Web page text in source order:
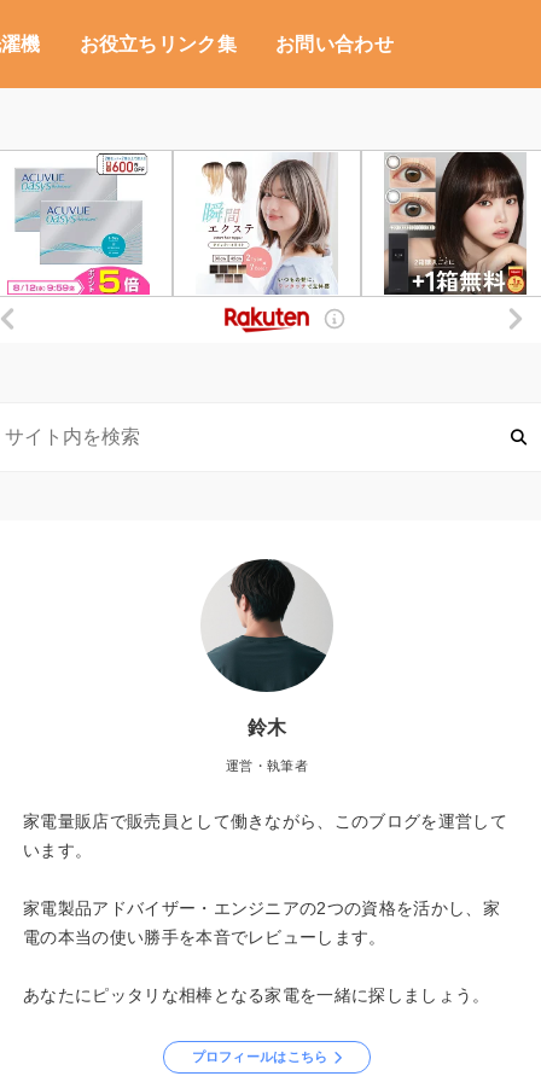
機 お役立ちリンク集 お問い合わせ
鈴木
運営・執筆者
家電量販店で販売員として働きながら、このブログを運営して
います。
家電製品アドバイザー・エンジニアの2つの資格を活かし、家
電の本当の使い勝手を本音でレビューします。
あなたにピッタリな相棒となる家電を一緒に探しましょう。
プロフィールはこちら